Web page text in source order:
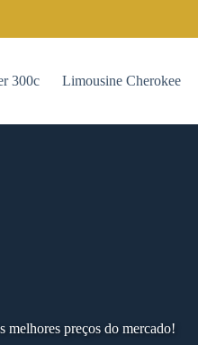
300c Limousine Cherokee
preços do mercado!